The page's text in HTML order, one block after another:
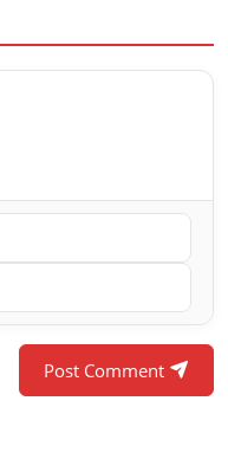
Post Comment